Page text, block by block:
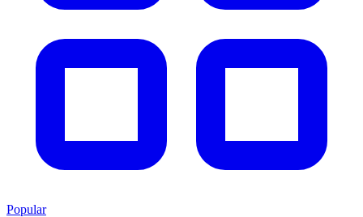
Popular